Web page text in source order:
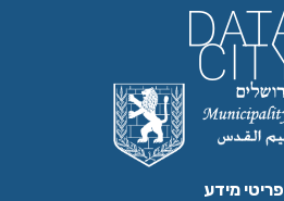
פריטי מידע